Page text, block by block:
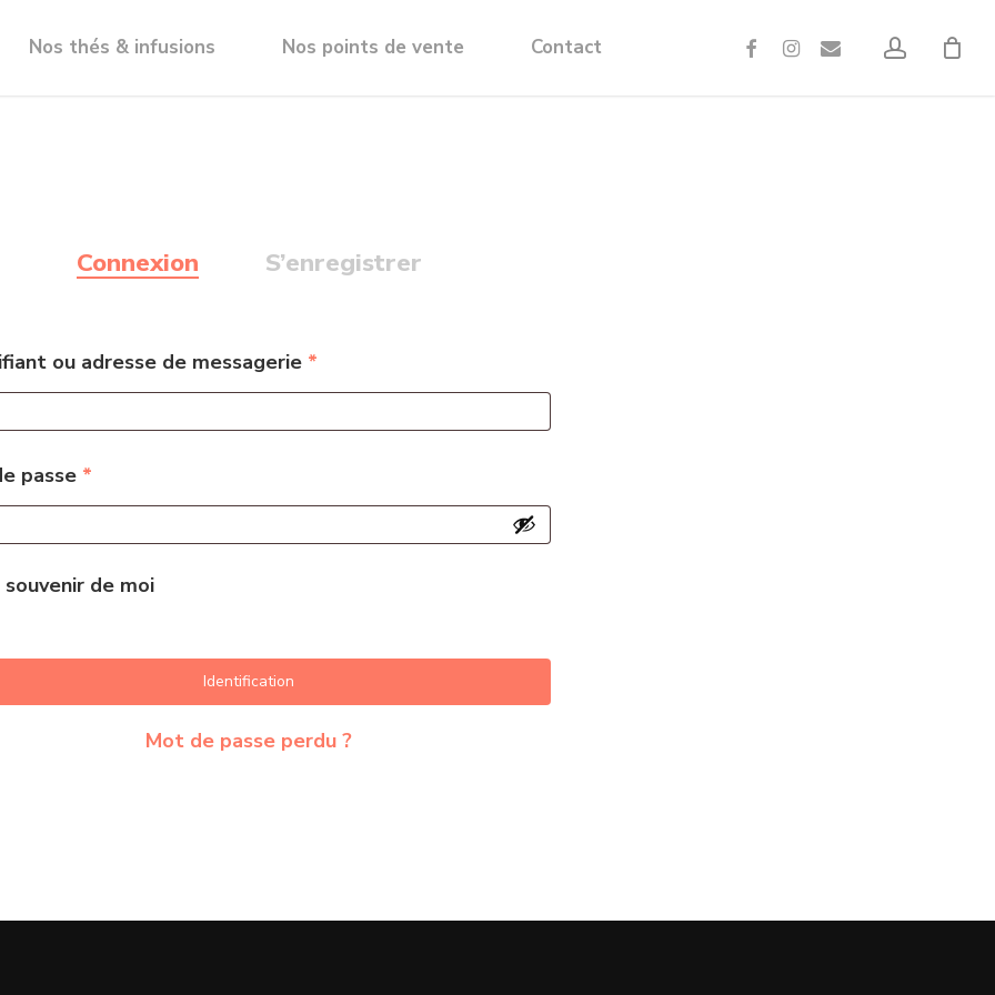
Nos thés & infusions Nos points de vente Contact facebookinstagram
email account
Connexion S’enregistrer
ou adresse de messagerie *
passe *
souvenir de moi
Identification
Mot de passe perdu ?